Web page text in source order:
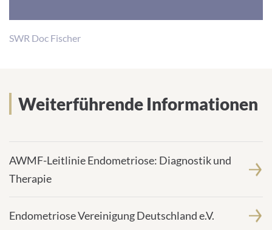
The
needs
site
with
CMP
SWR Doc Fischer
Weiterführende Informationen
AWMF-Leitlinie Endometriose: Diagnostik und
Therapie
Endometriose Vereinigung Deutschland e.V.